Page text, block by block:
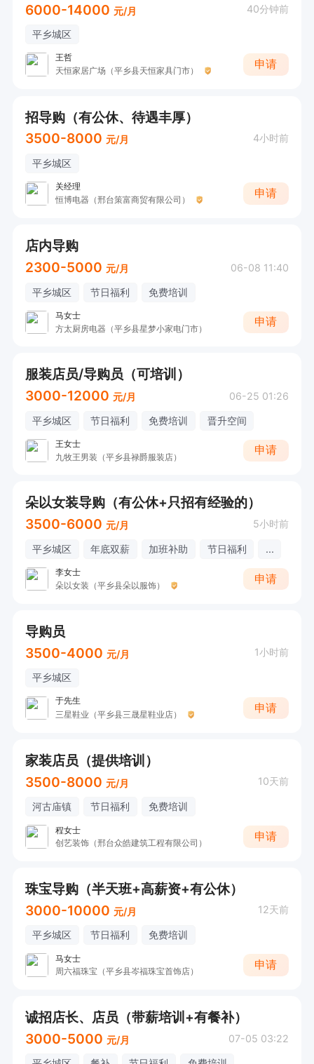
6000-14000 元/月 40分钟前
平乡城区
王哲
天恒家居广场（平乡县天恒家具门市）
申请
招导购（有公休、待遇丰厚）
3500-8000 元/月 4小时前
平乡城区
关经理
恒博电器（邢台策富商贸有限公司）
申请
店内导购
2300-5000 元/月 06-08 11:40
平乡城区 节日福利 免费培训
马女士
方太厨房电器（平乡县星梦小家电门市）
申请
服装店员/导购员（可培训）
3000-12000 元/月 06-25 01:26
平乡城区 节日福利 免费培训 晋升空间
王女士
九牧王男装（平乡县禄爵服装店）
申请
朵以女装导购（有公休+只招有经验的）
3500-6000 元/月 5小时前
平乡城区 年底双薪 加班补助 节日福利 ...
李女士
朵以女装（平乡县朵以服饰）
申请
导购员
3500-4000 元/月 1小时前
平乡城区
于先生
三星鞋业（平乡县三晟星鞋业店）
申请
家装店员（提供培训）
3500-8000 元/月 10天前
河古庙镇 节日福利 免费培训
程女士
创艺装饰（邢台众皓建筑工程有限公司）
申请
珠宝导购（半天班+高薪资+有公休）
3000-10000 元/月 12天前
平乡城区 节日福利 免费培训
马女士
周六福珠宝（平乡县岑福珠宝首饰店）
申请
诚招店长、店员（带薪培训+有餐补）
3000-5000 元/月 07-05 03:22